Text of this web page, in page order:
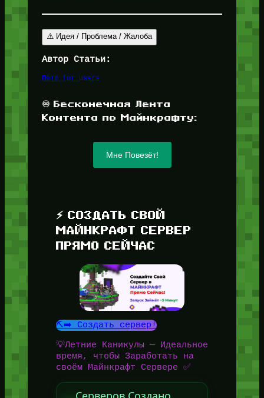
⚠️ Идея / Проблема / Жалоба
Автор Статьи:
Пётр for_users
♾️ Бесконечная Лента
Контента по Майнкрафту:
Мне Повезёт!
⚡ СОЗДАТЬ СВОЙ
МАЙНКРАФТ СЕРВЕР
ПРЯМО СЕЙЧАС
⛏️➡️ Создать сервер!
💡Летние Каникулы — Идеальное
время, чтобы Заработать на
своём Майнкрафт Сервере ✅